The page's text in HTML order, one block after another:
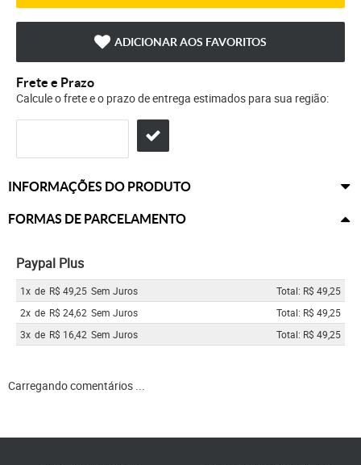
ADICIONAR AOS FAVORITOS
Frete e Prazo
Calcule o frete e o prazo de entrega estimados para sua região:
INFORMAÇÕES DO PRODUTO
FORMAS DE PARCELAMENTO
Paypal Plus
1x de R$ 49,25 Sem Juros
Total: R$ 49,25
2x de R$ 24,62 Sem Juros
Total: R$ 49,25
3x de R$ 16,42 Sem Juros Total: R$ 49,25
Carregando comentários ...